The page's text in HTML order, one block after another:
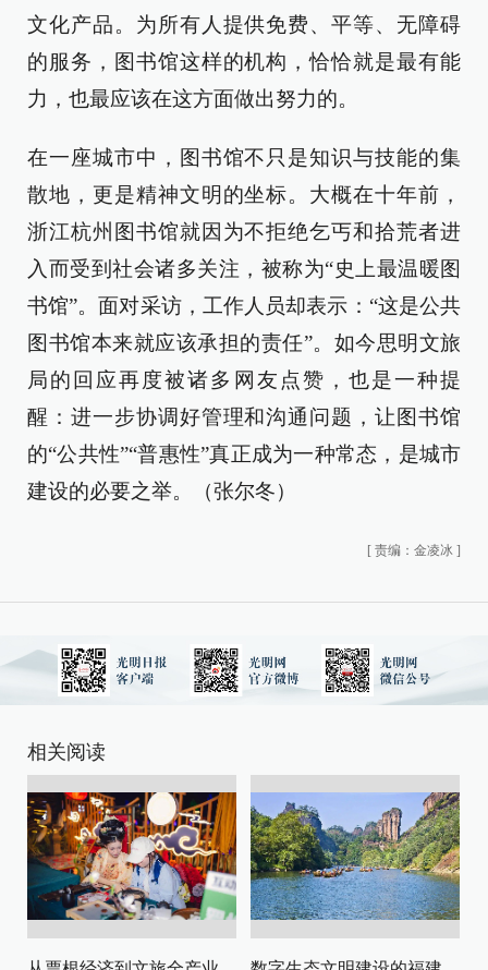
文化产品。为所有人提供免费、平等、无障碍
的服务，图书馆这样的机构，恰恰就是最有能
力，也最应该在这方面做出努力的。
在一座城市中，图书馆不只是知识与技能的集
散地，更是精神文明的坐标。大概在十年前，
浙江杭州图书馆就因为不拒绝乞丐和拾荒者进
入而受到社会诸多关注，被称为“史上最温暖图
书馆”。面对采访，工作人员却表示：“这是公共
图书馆本来就应该承担的责任”。如今思明文旅
局的回应再度被诸多网友点赞，也是一种提
醒：进一步协调好管理和沟通问题，让图书馆
的“公共性”“普惠性”真正成为一种常态，是城市
建设的必要之举。（张尔冬）
[ 责编：金凌冰 ]
相关阅读